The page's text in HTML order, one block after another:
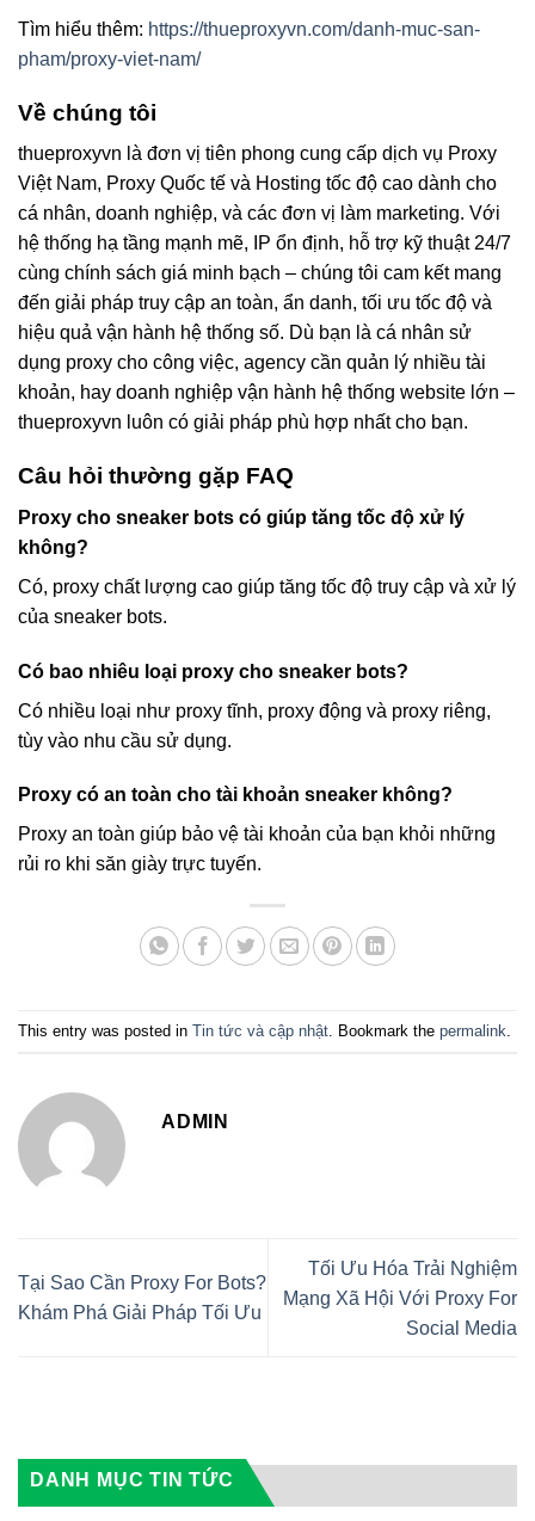
Tìm hiểu thêm: https://thueproxyvn.com/danh-muc-san-
pham/proxy-viet-nam/
Về chúng tôi
thueproxyvn là đơn vị tiên phong cung cấp dịch vụ Proxy
Việt Nam, Proxy Quốc tế và Hosting tốc độ cao dành cho
cá nhân, doanh nghiệp, và các đơn vị làm marketing. Với
hệ thống hạ tầng mạnh mẽ, IP ổn định, hỗ trợ kỹ thuật 24/7
cùng chính sách giá minh bạch – chúng tôi cam kết mang
đến giải pháp truy cập an toàn, ẩn danh, tối ưu tốc độ và
hiệu quả vận hành hệ thống số. Dù bạn là cá nhân sử
dụng proxy cho công việc, agency cần quản lý nhiều tài
khoản, hay doanh nghiệp vận hành hệ thống website lớn –
thueproxyvn luôn có giải pháp phù hợp nhất cho bạn.
Câu hỏi thường gặp FAQ
Proxy cho sneaker bots có giúp tăng tốc độ xử lý
không?
Có, proxy chất lượng cao giúp tăng tốc độ truy cập và xử lý
của sneaker bots.
Có bao nhiêu loại proxy cho sneaker bots?
Có nhiều loại như proxy tĩnh, proxy động và proxy riêng,
tùy vào nhu cầu sử dụng.
Proxy có an toàn cho tài khoản sneaker không?
Proxy an toàn giúp bảo vệ tài khoản của bạn khỏi những
rủi ro khi săn giày trực tuyến.
This entry was posted in Tin tức và cập nhật . Bookmark the permalink
ADMIN
Tại Sao Cần Proxy For Bots?
Khám Phá Giải Pháp Tối Ưu
Tối Ưu Hóa Trải Nghiệm
Mạng Xã Hội Với Proxy For
Social Media
DANH MỤC TIN TỨC